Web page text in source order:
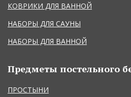
КОВРИКИ ДЛЯ ВАННОЙ
НАБОРЫ ДЛЯ САУНЫ
НАБОРЫ ДЛЯ ВАННОЙ
Предметы постельного
ПРОСТЫНИ